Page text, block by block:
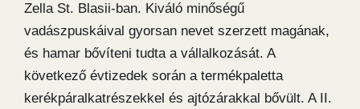
Zella St. Blasii-ban. Kiváló minőségű
vadászpuskáival gyorsan nevet szerzett magának,
és hamar bővíteni tudta a vállalkozását. A
következő évtizedek során a termékpaletta
kerékpáralkatrészekkel és ajtózárakkal bővült. A II.